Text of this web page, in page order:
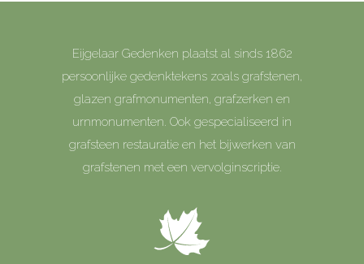
Eijgelaar Gedenken plaatst al sinds 1862
persoonlijke gedenktekens zoals grafstenen,
glazen grafmonumenten, grafzerken en
urnmonumenten. Ook gespecialiseerd in
grafsteen restauratie en het bijwerken van
grafstenen met een vervolginscriptie.